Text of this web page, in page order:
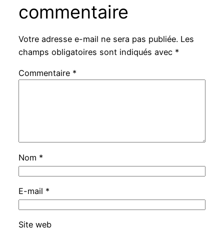
commentaire
Votre adresse e-mail ne sera pas publiée. Les
champs obligatoires sont indiqués avec *
Commentaire *
Nom *
E-mail *
Site web